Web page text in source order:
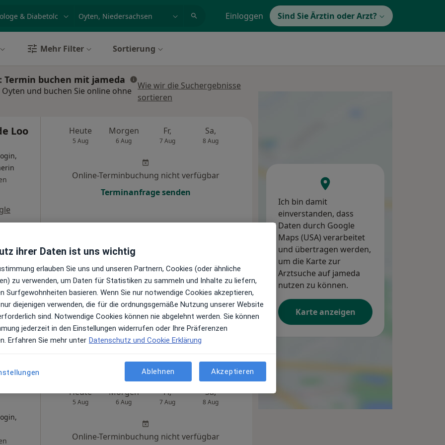
Einloggen Sind Sie Ärztin oder Arzt?
Mehr Filter Sortierung
Termin buchen mit jameda
und buchen Sie online ohne Wie wir die Suchergebnisse
sortieren
Loo Heute
5 Aug
Morgen
6 Aug
Fr,
7 Aug
Sa,
8 Aug
Online-Terminbuchung nicht verfügbar
Terminanfrage senden
Maps
Heute
5 Aug
Morgen
6 Aug
Fr,
7 Aug
Sa,
8 Aug
Mo,
10 Aug
Di,
11 Aug
Online-Terminbuchung nicht verfügbar
Terminanfrage senden
Heute
5 Aug
Morgen
6 Aug
Fr,
7 Aug
Sa,
8 Aug
So,
Online-Terminbuchung nicht verfügbar
Ich bin damit
einverstanden, dass
Daten durch Google
Maps (USA) verarbeitet
und übertragen werden,
um die Karte zur
Arztsuche auf jameda
nutzen zu können.
Karte anzeigen
ihrer Daten ist uns wichtig
erlauben Sie uns und unseren Partnern, Cookies (oder ähnliche
zu verwenden, um Daten für Statistiken zu sammeln und Inhalte zu liefern,
Surfgewohnheiten basieren. Wenn Sie nur notwendige Cookies akzeptieren,
diejenigen verwenden, die für die ordnungsgemäße Nutzung unserer Website
sind. Notwendige Cookies können nie abgelehnt werden. Sie können
jederzeit in den Einstellungen widerrufen oder Ihre Präferenzen
Erfahren Sie mehr unter Datenschutz und Cookie Erklärung
Ablehnen Akzeptieren